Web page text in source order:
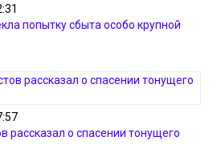
попытку сбыта особо крупной
рассказал о спасении тонущего